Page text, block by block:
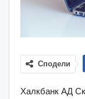
Сподели
Халкбанк АД